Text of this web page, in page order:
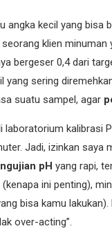
angka kecil yang bisa
klien minuman
bergeser 0,4 dari
yang sering
suatu sampel, agar
laboratorium kalibrasi
Jadi, izinkan saya
pH yang rapi,
ini penting),
bisa kamu
over-acting”.